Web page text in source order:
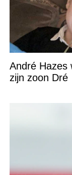
André Hazes
zijn zoon Dré